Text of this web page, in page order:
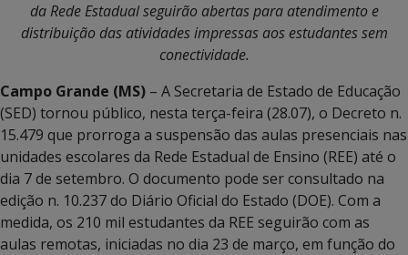
da Rede Estadual seguirão abertas para atendimento e
distribuição das atividades impressas aos estudantes sem
conectividade.
Campo Grande (MS) – A Secretaria de Estado de Educação
(SED) tornou público, nesta terça-feira (28.07), o Decreto n.
15.479 que prorroga a suspensão das aulas presenciais nas
unidades escolares da Rede Estadual de Ensino (REE) até o
dia 7 de setembro. O documento pode ser consultado na
edição n. 10.237 do Diário Oficial do Estado (DOE). Com a
medida, os 210 mil estudantes da REE seguirão com as
aulas remotas, iniciadas no dia 23 de março, em função do